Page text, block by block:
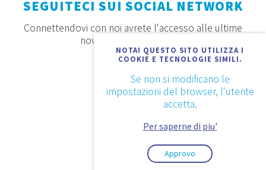
NOTA! QUESTO SITO UTILIZZA I
COOKIE E TECNOLOGIE SIMILI.
Se non si modificano le
impostazioni del browser, l'utente
accetta.
Per saperne di piu'
Approvo
SEGUITECI SUI SOCIAL NETWORK
Connettendovi con noi avrete l'accesso alle ultime
novità, offerte e prodotti